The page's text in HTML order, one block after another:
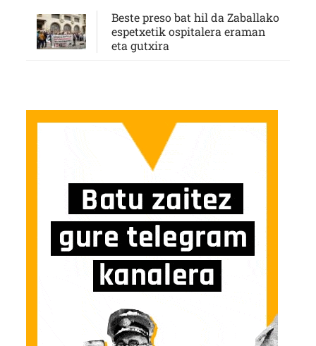
Beste preso bat hil da Zaballako
espetxetik ospitalera eraman
eta gutxira